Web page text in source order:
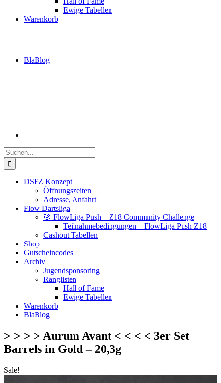
Ewige Tabellen
Warenkorb
BlaBlog
Suche
nach:
DSFZ Konzept
Öffnungszeiten
Adresse, Anfahrt
Flow Dartsliga
🎯 FlowLiga Push – Z18 Community Challenge
Teilnahmebedingungen – FlowLiga Push Z18
Cashout Tabellen
Shop
Gutscheincodes
Archiv
Jugendsponsoring
Ranglisten
Hall of Fame
Ewige Tabellen
Warenkorb
BlaBlog
> > > > Aurum Avant < < < < 3er Set
Barrels in Gold – 20,3g
Sale!